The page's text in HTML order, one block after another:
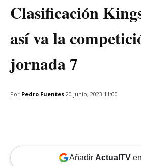
Clasificación
así va la
jornada 7
Por Pedro Fuentes 20 junio, 2023 11:00
Añadir ActualTV